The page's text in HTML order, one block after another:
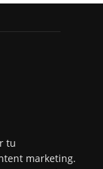
tu
marketing.